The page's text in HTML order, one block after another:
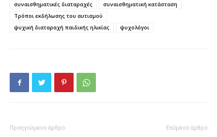
συναισθηματικές διαταραχές
συναισθηματική κατάσταση
Τρόποι εκδήλωσης του αυτισμού
ψυχική διαταραχή παιδικής ηλικίας
ψυχολόγοι
Προηγούμενο άρθρο Επόμενο άρθρο